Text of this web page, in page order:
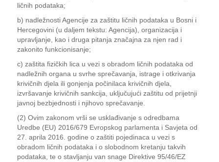
ličnih podataka;
b) nadležnosti Agencije za zaštitu ličnih podataka u Bosni i
Hercegovini (u daljem tekstu: Agencija), organizacija i
upravljanje, kao i druga pitanja značajna za njen rad i
zakonito funkcionisanje;
c) zaštita fizičkih lica u vezi s obradom ličnih podataka od
nadležnih organa u svrhe sprečavanja, istrage i otkrivanja
krivičnih djela ili gonjenja počinilaca krivičnih djela,
izvršavanje krivičnih sankcija, uključujući zaštitu od prijetnji
javnoj bezbjednosti i njihovo sprečavanje.
(2) Ovim zakonom vrši se usklađivanje s odredbama
Uredbe (EU) 2016/679 Evropskog parlamenta i Savjeta od
27. aprila 2016. godine o zaštiti pojedinaca u vezi s
obradom ličnih podataka i o slobodnom kretanju takvih
podataka, te o stavljanju van snage Direktive 95/46/EZ